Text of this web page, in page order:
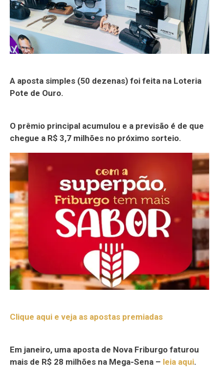
A aposta simples (50 dezenas) foi feita na Loteria
Pote de Ouro.
O prêmio principal acumulou e a previsão é de que
chegue a R$ 3,7 milhões no próximo sorteio.
Clique aqui e veja as apostas premiadas
Em janeiro, uma aposta de Nova Friburgo faturou
mais de R$ 28 milhões na Mega-Sena – leia aqui.